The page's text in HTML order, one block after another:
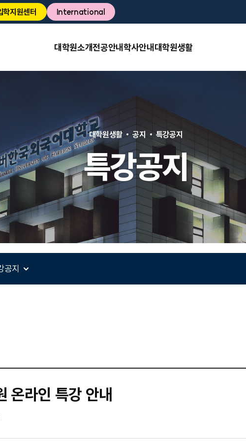
지원센터 International
대학원소개전공안내학사안내대학원생활
특강공지
대학원생활 공지 특강공지
공지
라인 특강 안내